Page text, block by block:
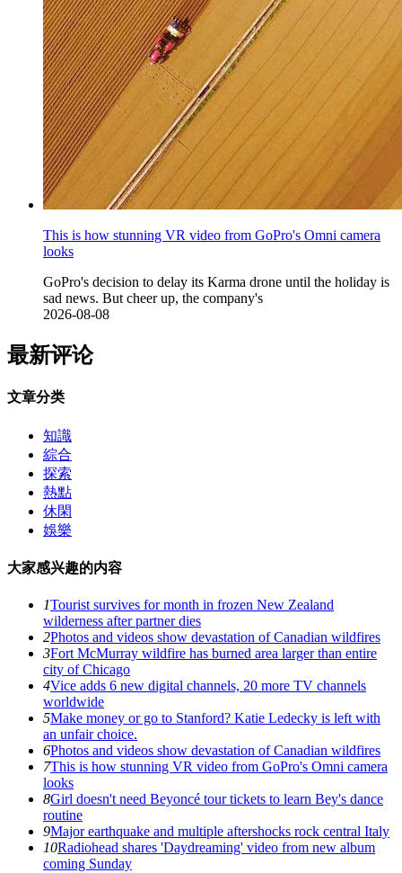
This is how stunning VR video from GoPro's Omni camera
looks
GoPro's decision to delay its Karma drone until the holiday is
sad news. But cheer up, the company's
2026-08-08
最新评论
文章分类
知識
綜合
探索
熱點
休閑
娛樂
大家感兴趣的内容
1Tourist survives for month in frozen New Zealand
wilderness after partner dies
2Photos and videos show devastation of Canadian wildfires
3Fort McMurray wildfire has burned area larger than entire
city of Chicago
4Vice adds 6 new digital channels, 20 more TV channels
worldwide
5Make money or go to Stanford? Katie Ledecky is left with
an unfair choice.
6Photos and videos show devastation of Canadian wildfires
7This is how stunning VR video from GoPro's Omni camera
looks
8Girl doesn't need Beyoncé tour tickets to learn Bey's dance
routine
9Major earthquake and multiple aftershocks rock central Italy
10Radiohead shares 'Daydreaming' video from new album
coming Sunday